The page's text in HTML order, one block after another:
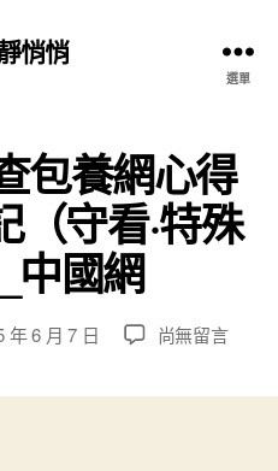
悄悄
選單
包養網心得
（守看·特殊
中國網
年 6 月 7 日
在
尚無留言